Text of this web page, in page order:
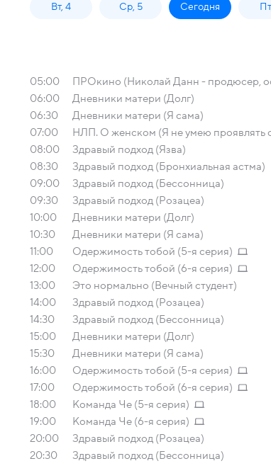
Вт, 4 Ср, 5 Сегодня
05:00
ПРОкино (Николай Данн - продюсер,
06:00
Дневники матери (Долг)
06:30
Дневники матери (Я сама)
07:00
НЛП. О женском (Я не умею проявлять
08:00
Здравый подход (Язва)
08:30
Здравый подход (Бронхиальная астма)
09:00
Здравый подход (Бессонница)
09:30
Здравый подход (Розацеа)
10:00
Дневники матери (Долг)
10:30
Дневники матери (Я сама)
11:00
Одержимость тобой (5-я серия)
12:00
Одержимость тобой (6-я серия)
13:00
Это нормально (Вечный студент)
14:00
Здравый подход (Розацеа)
14:30
Здравый подход (Бессонница)
15:00
Дневники матери (Долг)
15:30
Дневники матери (Я сама)
16:00
Одержимость тобой (5-я серия)
17:00
Одержимость тобой (6-я серия)
18:00
Команда Че (5-я серия)
19:00
Команда Че (6-я серия)
20:00
Здравый подход (Розацеа)
20:30
Здравый подход (Бессонница)